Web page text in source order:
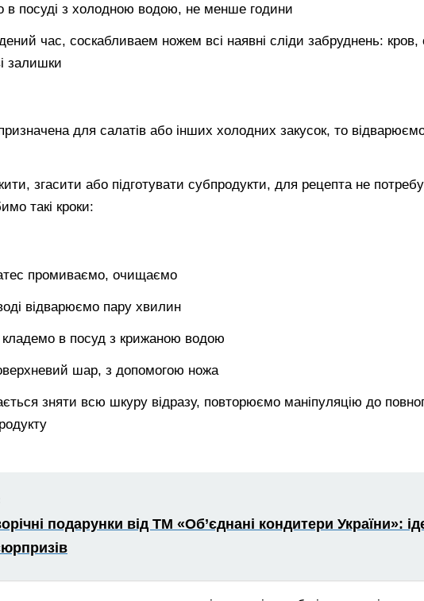
в посуді з холодною водою, не менше години
час, соскабливаем ножем всі наявні сліди забруднень: кров,
залишки
для салатів або інших холодних закусок, то
згасити або підготувати субпродукти, для рецепта не
такі кроки:
промиваємо, очищаємо
відварюємо пару хвилин
кладемо в посуд з крижаною водою
шар, з допомогою ножа
зняти всю шкуру відразу, повторюємо маніпуляцію до
подарунки від ТМ «Об’єднані кондитери України»: